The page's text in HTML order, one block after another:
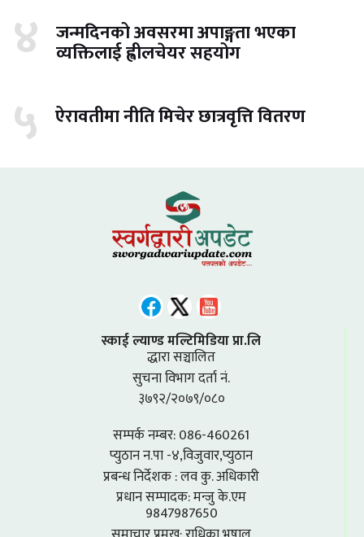
४ जन्मदिनको अवसरमा अपाङ्गता भएका
व्यक्तिलाई ह्वीलचेयर सहयोग
५ ऐरावतीमा नीति मिचेर छात्रवृत्ति वितरण
स्काई ल्याण्ड मल्टिमिडिया प्रा.लि
द्धारा सञ्चालित
सुचना विभाग दर्ता नं.
३७९२/२०७९/०८०
सम्पर्क नम्बर: 086-460261
प्युठान न.पा -४,विजुवार,प्युठान
प्रबन्ध निर्देशक : लव कु. अधिकारी
प्रधान सम्पादक: मन्जु के.एम
9847987650